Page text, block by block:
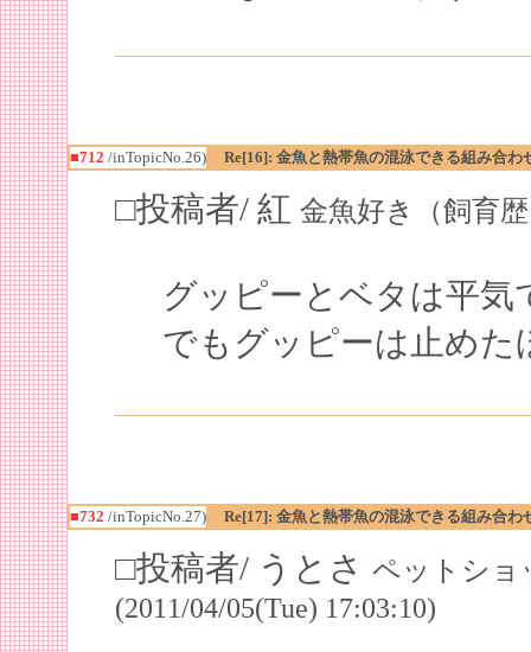
■712 /inTopicNo.26) Re[16]: 金魚と熱帯魚の混泳できる組み合わ
□投稿者/ 紅 金魚好き（飼育歴
グッピーとベタは平気
でもグッピーは止め
■732 /inTopicNo.27) Re[17]: 金魚と熱帯魚の混泳できる組み合わ
□投稿者/ うとさ ペットショ
(2011/04/05(Tue) 17:03:10)